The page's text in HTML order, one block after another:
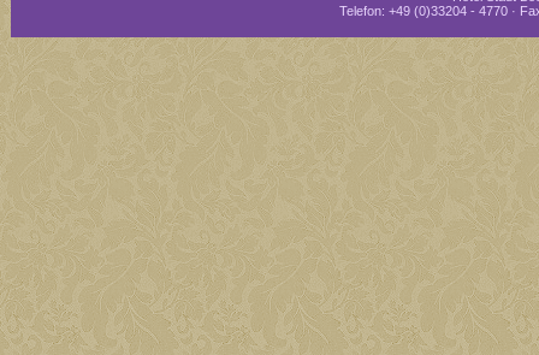
Telefon: +49 (0)33204 - 4770 ·